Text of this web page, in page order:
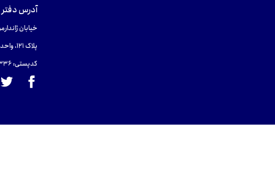
آدرس دفتر
خیابان
پلاک 121، واحد ۴.
کدپستی: 131465433۶